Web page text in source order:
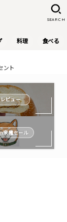
料理 食べる
SEARCH
ント
ビュー
家電セール